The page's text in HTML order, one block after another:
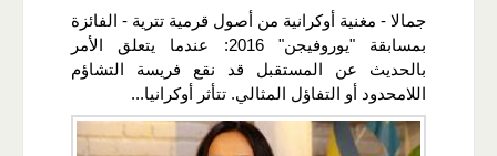
جمالا - مغنية أوكرانية من أصول قرمية تترية - الفائزة
بمسابقة "يوروفيجن" 2016: عندما يتعلق الأمر
بالحديث عن المستقبل قد نقع فريسة التشاؤم
اللامحدود أو التفاؤل المثالي. تتأثر أوكرانيا...